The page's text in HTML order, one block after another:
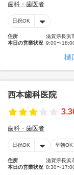
歯科・歯医者
日祝OK
住所
滋賀県長浜
本日の営業状況 9:00〜
樋
西本歯科医院
歯科・歯医者
日祝OK 早朝OK
住所
滋賀県長浜
本日の営業状況 8:30〜